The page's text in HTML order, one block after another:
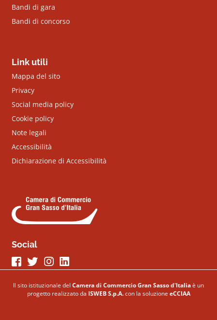
Bandi di gara
Bandi di concorso
Link utili
Mappa del sito
Privacy
Social media policy
Cookie policy
Note legali
Accessibilità
Dichiarazione di Accessibilità
Social
Seguici su Facebook
Seguici su Twitter
Seguici su Instagram
Seguici su LinkeIn
Il sito istituzionale del Camera di Commercio Gran Sasso d'Italia è un
progetto realizzato da ISWEB S.p.A. con la soluzione eCCIAA